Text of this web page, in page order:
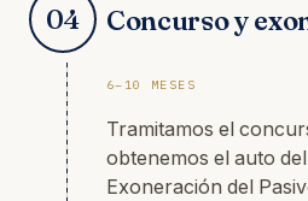
04 Concurso y
6–10 MESES
Tramitamos el
obtenemos el auto
Exoneración del